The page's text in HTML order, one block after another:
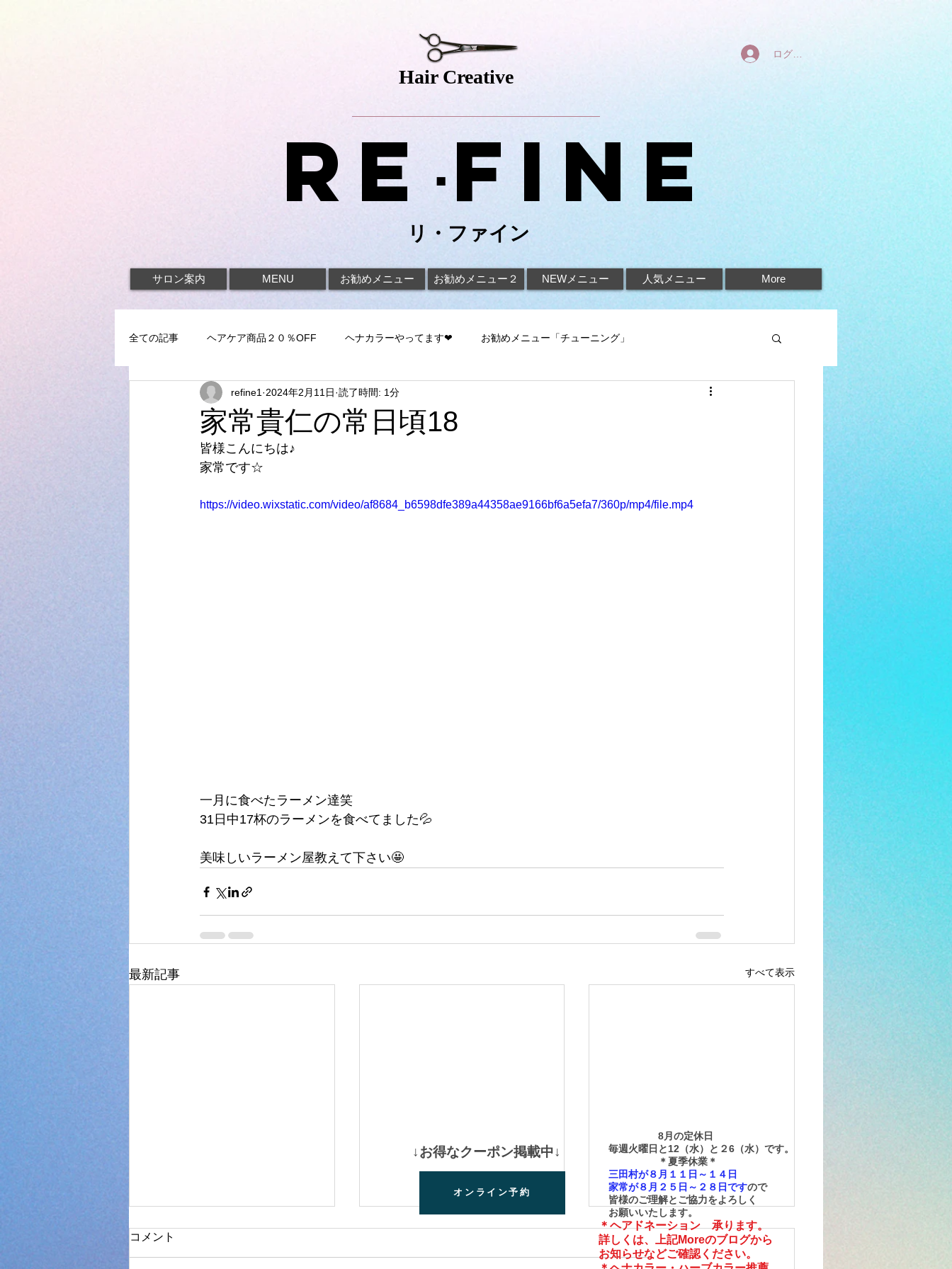
Hair Creative
ログイン
Re ･fine
リ・ファイン
サロン案内 MENU お勧めメニュー お勧めメニュー２ NEWメニュー 人気メニュー More
全ての記事 ヘアケア商品２０％OFF ヘナカラーやってます❤ お勧めメニュー「チューニング」
家常貴仁の常日頃18
refine1 2024年2月11日 読了時間: 1分
皆様こんにちは♪
家常です☆
https://video.wixstatic.com/video/af8684_b6598dfe389a44358ae9166bf6a5efa7/360p/mp4/file.mp4
一月に食べたラーメン達笑
31日中17杯のラーメンを食べてました💦
美味しいラーメン屋教えて下さい🤩
最新記事 すべて表示
コメント
​↓お得なクーポン掲載中↓
オンライン予約
8月の定休日
毎週火曜日と12（水）と ２6（水）です。
＊夏季休業＊
三田村が８月１１日～１４日
家常が８月２５日～２８日ですので
皆様のご理解とご協力をよろしく
お願いいたします。
＊ヘアドネーション 承ります。
​詳しくは、上記Moreのブログから
お知らせなどご確認ください。